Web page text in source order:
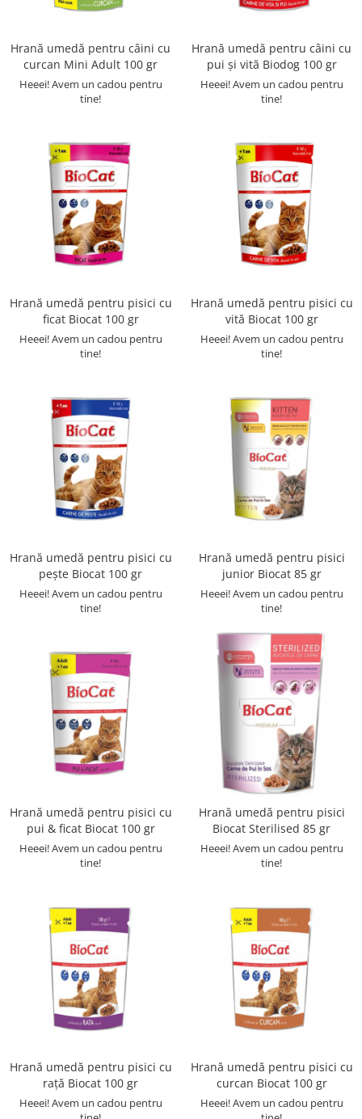
Perii și piepteni câini
Șampoane câini
Pampers câini
Șervețele umede câini
Zgărzi, lese, hamuri câini
Jucării câini
Cuști transport câini
Castroane câini
Botnițe câini
Educare câini
Șampoane pisici
Șervețele umede pisici
Accesorii pisici
Castroane și boluri pisici
Ansambluri pisici
Jucării pisici
Zgărzi și hamuri pisici
Educare pisici
Promoții pisici
Suplimente și vitamine pisici
Antiparazitare interne pisici
Deparazitare Externa Pisici
Igiena ochilor
ORL pisici
Igienă orală pisici
Afecțiuni digestive pisici
Afecțiuni hepatice pisici
Afecțiuni renale/urinare pisici
Articulații
Păsări
Antiparazitare păsări
Antidiareice
Gel antiinflamator
Hrană umedă pentru câini cu
curcan Mini Adult 100 gr
Heeei! Avem un cadou pentru
tine!
Hrană umedă pentru câini cu
pui și vită Biodog 100 gr
Heeei! Avem un cadou pentru
tine!
Hrană umedă pentru pisici cu
ficat Biocat 100 gr
Heeei! Avem un cadou pentru
tine!
Hrană umedă pentru pisici cu
vită Biocat 100 gr
Heeei! Avem un cadou pentru
tine!
Hrană umedă pentru pisici cu
pește Biocat 100 gr
Heeei! Avem un cadou pentru
tine!
Hrană umedă pentru pisici
junior Biocat 85 gr
Heeei! Avem un cadou pentru
tine!
Hrană umedă pentru pisici cu
pui & ficat Biocat 100 gr
Heeei! Avem un cadou pentru
tine!
Hrană umedă pentru pisici
Biocat Sterilised 85 gr
Heeei! Avem un cadou pentru
tine!
Hrană umedă pentru pisici cu
rață Biocat 100 gr
Heeei! Avem un cadou pentru
Hrană umedă pentru pisici cu
curcan Biocat 100 gr
Heeei! Avem un cadou pentru